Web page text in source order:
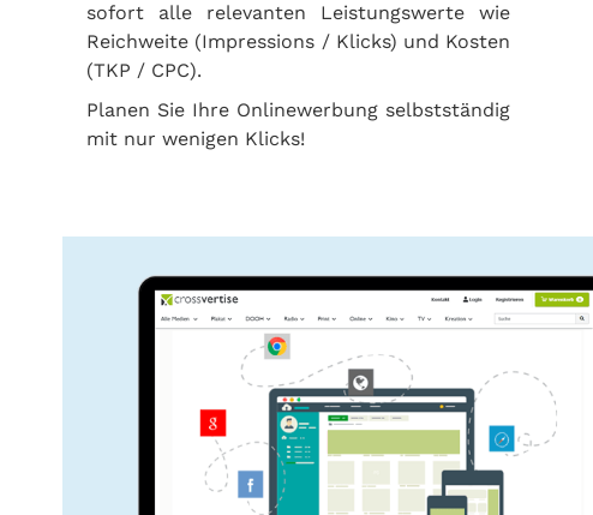
sofort alle relevanten Leistungswerte wie
Reichweite (Impressions / Klicks) und Kosten
(TKP / CPC).
Planen Sie Ihre Onlinewerbung selbstständig
mit nur wenigen Klicks!